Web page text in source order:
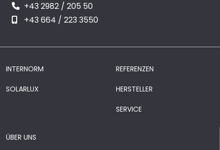
+43 2982 / 205 50
+43 664 / 223 3550
INTERNORM
SOLARLUX
REFERENZEN
HERSTELLER
SERVICE
ÜBER UNS